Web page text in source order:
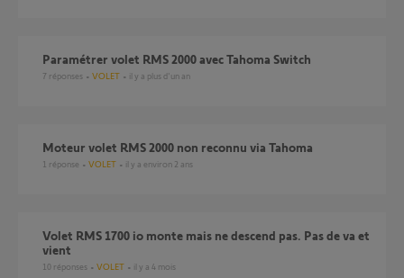
Paramétrer volet RMS 2000 avec Tahoma Switch
7 réponses VOLET il y a plus d'un an
Moteur volet RMS 2000 non reconnu via Tahoma
1 réponse VOLET il y a environ 2 ans
Volet RMS 1700 io monte mais ne descend pas. Pas de va et
vient
10 réponses VOLET il y a 4 mois